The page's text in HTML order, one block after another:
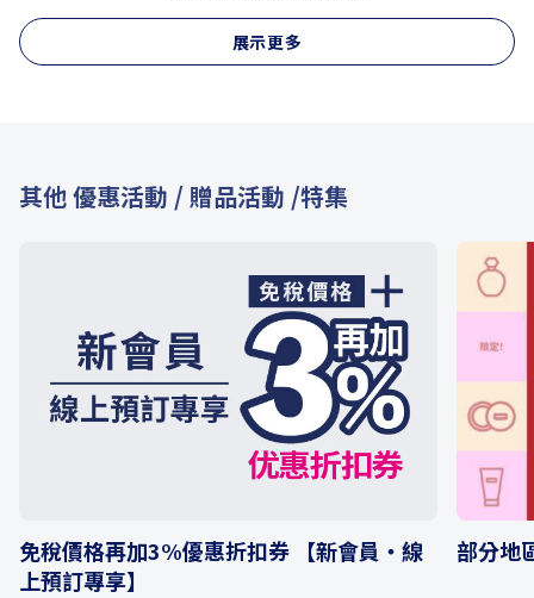
展示更多
其他 優惠活動 / 贈品活動 /特集
免稅價格再加3%優惠折扣券 【新會員・線
上預訂專享】
部分地